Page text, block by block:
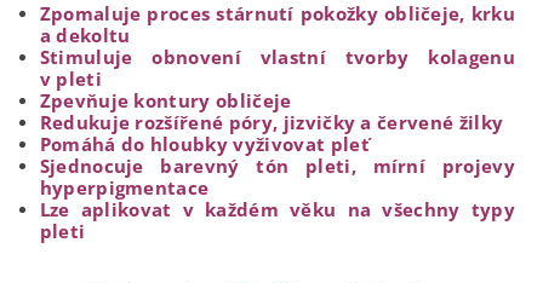
Zpomaluje proces stárnutí pokožky obličeje, krku
a dekoltu
Stimuluje obnovení vlastní tvorby kolagenu
v pleti
Zpevňuje kontury obličeje
Redukuje rozšířené póry, jizvičky a červené žilky
Pomáhá do hloubky vyživovat pleť
Sjednocuje barevný tón pleti, mírní projevy
hyperpigmentace
Lze aplikovat v každém věku na všechny typy
pleti